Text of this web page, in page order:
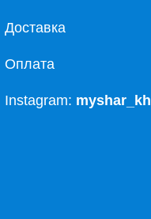
Доставка
Оплата
Instagram: myshar_kh